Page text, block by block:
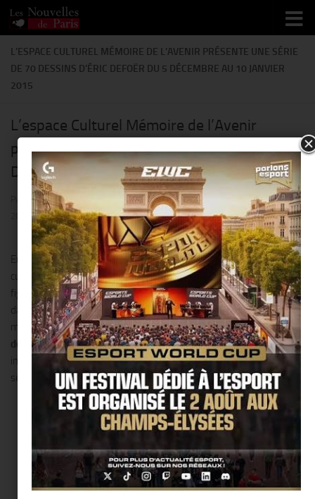
Skip to content
L’ESPACE CULTUREL MÉMOIRE DE L’AVENIR PRÉSENTE UNE SÉRIE
DE 70 DESSINS D’ÉRIC DEFOËR DU 5 DÉCEMBRE AU 10 JANVIER
2015
L’espace Culturel Mémoire de l’Avenir
présente une série de 70 dessins d’Éric
Defoër du 5 décembre au 10 janvier 2015
THIERRY KER 6 DÉCEMBRE 2014 · MIS À JOUR
1 DÉCEMBRE
Eric Defoër présente du 5 décembre au 10 janvier 2015 à l’espace
culturel Mémoire de l’Avenir, une série de70 dessins. Ce projet
figureune nouvelle expérimentationpour l’artiste, plus de rapidité
dans l’exécution, qui lui a permis de tenir un journal, non pas intime,
mais unjournal d’observation, à la fois intérieur et extérieur.Le
dessin devient ainsi pour lui un lieu de réaction et d’émotion,plus
instantané que la peinture, mais tout aussi fort au plan plastique et
sémantique.